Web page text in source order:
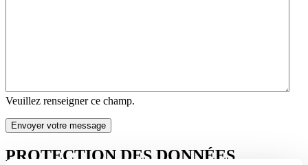
Veuillez renseigner ce champ.
Envoyer votre message
PROTECTION DES DONNÉES